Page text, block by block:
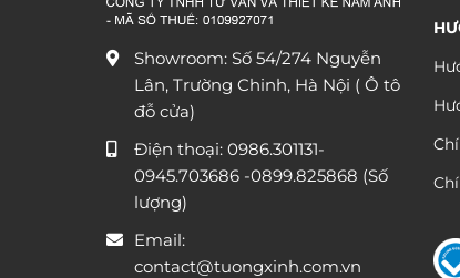
Showroom: Số 54/274 Nguyễn
Lân, Trường Chinh, Hà Nội ( Ô tô
đỗ cửa)
Điện thoại: 0986.301131-
0945.703686 -0899.825868 (Số
lượng)
Email:
contact@tuongxinh.com.vn